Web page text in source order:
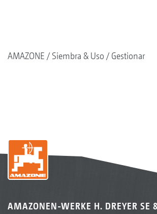
AMAZONE Siembra & Uso Gestionar
AMAZONEN-WERKE H. DREYER SE